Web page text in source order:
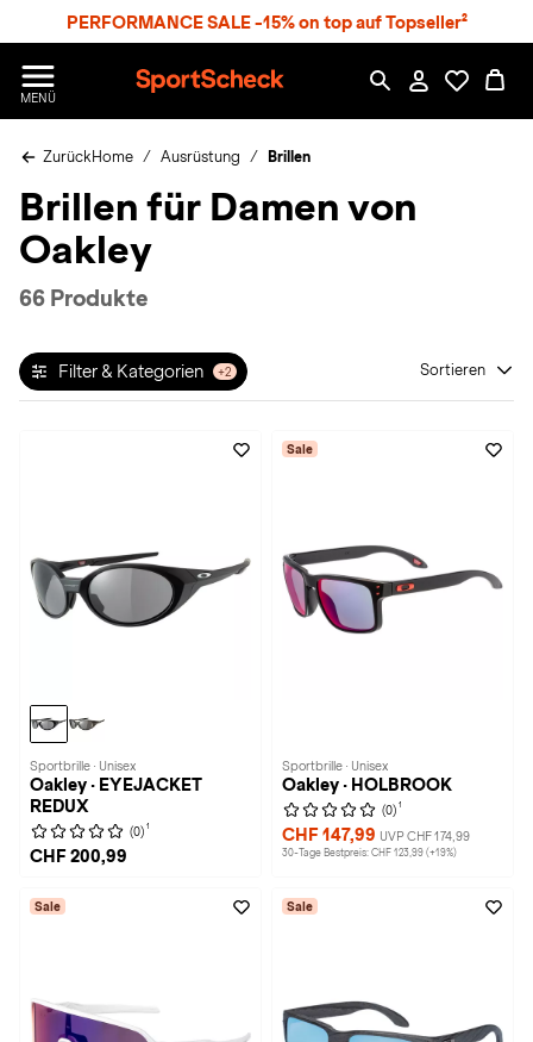
PERFORMANCE SALE -15% on top auf Topseller²
MENÜ
p
r
S
h
e
c
ZurückHome Ausrüstung Brillen
Brillen für Damen von
Oakley
66 Produkte
Filter & Kategorien +2 Sortieren
Sportbrille · Unisex
Oakley · EYEJACKET
REDUX
(0) 1
CHF 200,99
Sale
Sportbrille · Unisex
Oakley · HOLBROOK
(0) 1
CHF 147,99 UVP CHF 174,99
30-Tage Bestpreis: CHF 123,99 (+19%)
Sale Sale